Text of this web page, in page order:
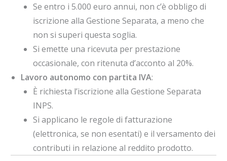
Se entro i 5.000 euro annui, non c’è obbligo di
iscrizione alla Gestione Separata, a meno che
non si superi questa soglia.
Si emette una ricevuta per prestazione
occasionale, con ritenuta d’acconto al 20%.
Lavoro autonomo con partita IVA:
È richiesta l’iscrizione alla Gestione Separata
INPS.
Si applicano le regole di fatturazione
(elettronica, se non esentati) e il versamento dei
contributi in relazione al reddito prodotto.